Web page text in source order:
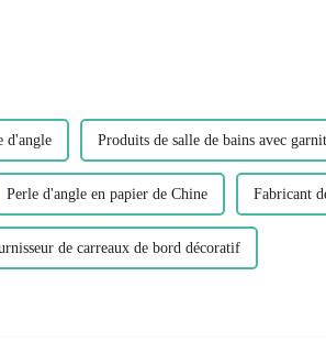
d'angle Produits de salle de bains avec
Perle d'angle en papier de Chine Fabricant
de carreaux de bord décoratif